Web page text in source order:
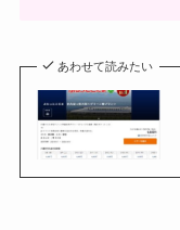
あわせて読みたい